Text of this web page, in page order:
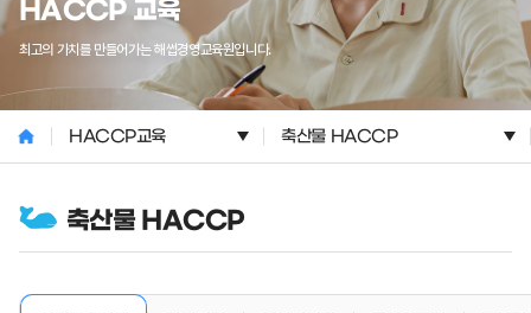
HACCP 교육
최고의 가치를 만들어가는 해썹경영교육원입니다.
HACCP교육 축산물 HACCP
축산물 HACCP